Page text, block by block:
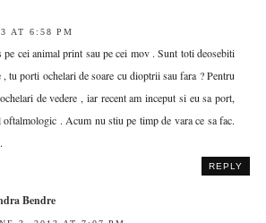
AT 6:58 PM
pe cei animal print sau pe cei mov . Sunt toti deosebiti
tu porti ochelari de soare cu dioptrii sau fara ? Pentru
de vedere , iar recent am inceput si eu sa port,
. Acum nu stiu pe timp de vara ce sa fac.
REPLY
Bendre